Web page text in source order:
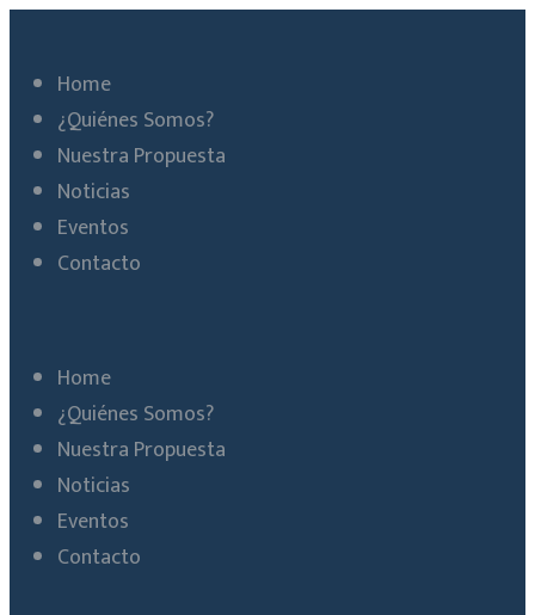
Home
¿Quiénes Somos?
Nuestra Propuesta
Noticias
Eventos
Contacto
Home
¿Quiénes Somos?
Nuestra Propuesta
Noticias
Eventos
Contacto